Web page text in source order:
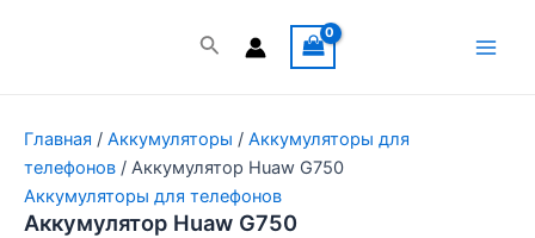
Поиск
Главная / Аккумуляторы / Аккумуляторы для
телефонов / Аккумулятор Huaw G750
Аккумуляторы для телефонов
Аккумулятор Huaw G750